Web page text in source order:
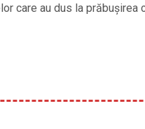
care au dus la